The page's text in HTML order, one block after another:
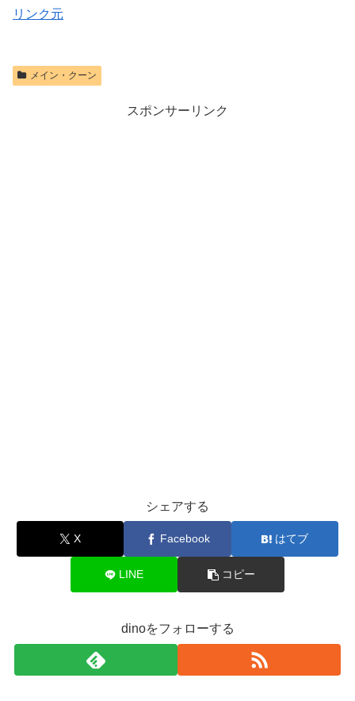
リンク元
メイン・クーン
スポンサーリンク
シェアする
X Facebook はてブ
LINE コピー
dinoをフォローする